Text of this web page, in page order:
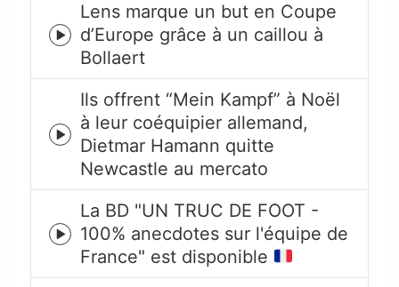
Episode
play
icon
Lens marque un but en Coupe
d’Europe grâce à un caillou à
Bollaert
Episode
play
icon
Ils offrent “Mein Kampf” à Noël
à leur coéquipier allemand,
Dietmar Hamann quitte
Newcastle au mercato
Episode
play
icon
La BD "UN TRUC DE FOOT -
100% anecdotes sur l'équipe de
France" est disponible